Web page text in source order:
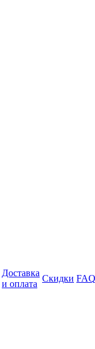
Доставка
и оплата
Скидки FAQ